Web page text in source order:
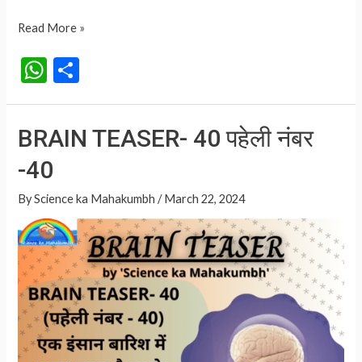
BRAIN
41
-41
Read More »
W
h
at
s
A
p
p
h
ar
e
BRAIN TEASER- 40 पहेली नंबर
-40
ByScience ka Mahakumbh /March 22, 2024